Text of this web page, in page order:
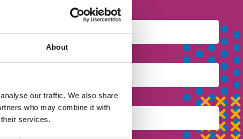
About
our traffic. We also share
who may combine it with
services.